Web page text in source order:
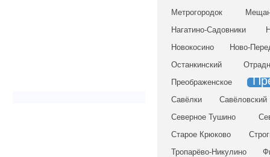
Метрогородок
Нагатино-Садовники
Новокосино
Ново-
Останкинский
Преображенское
Савёлки
Савёловский
Северное Тушино
Старое Крюково
Тропарёво-Никулино